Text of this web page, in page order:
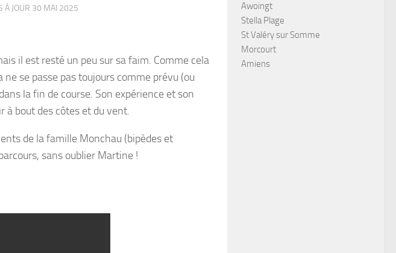
À JOUR 30 MAI 2025
il est resté un peu sur sa faim. Comme cela
se passe pas toujours comme prévu (ou
la fin de course. Son expérience et son
à bout des côtes et du vent.
de la famille Monchau (bipèdes et
sans oublier Martine !
Awoingt
Stella Plage
St Valéry sur Somme
Morcourt
Amiens